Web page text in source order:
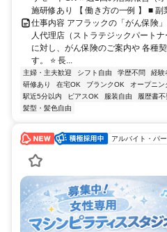
施研修あり 【 働き方の一例 】 ■
仕事内容 アフラックの「がん保険
人代理店（ストラテジックパート
に対し、がん保険のご案内や 各種
す。 ⭐ 長...
主婦・主夫歓迎 シフト自由 学歴不問 経験
研修あり
在宅OK ブランクOK オープニン
駅近5分以内
ピアスOK 服装自由 履歴書不
髪型・髪色自由
アルバイト・パー